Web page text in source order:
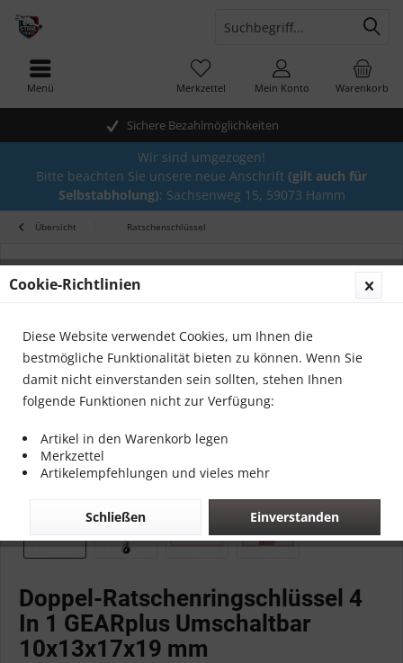
Sichere Bezahlmöglichkeiten
Warenkorb
Merkzettel Mein Konto
Menü
Wir sind umgezogen!
Bitte beachten Sie unsere neue Anschrift (gilt auch für
Selbstabholung): Sachsenweg 15, 59073 Hamm
Übersicht Ratschenschlüssel
Doppel-Ratschenringschlüssel 4
In 1 GEARplus Umschaltbar
10x13x17x19 mm
Cookie-Richtlinien
Diese Website verwendet Cookies, um Ihnen die
bestmögliche Funktionalität bieten zu können. Wenn Sie
damit nicht einverstanden sein sollten, stehen Ihnen
folgende Funktionen nicht zur Verfügung:
Artikel in den Warenkorb legen
Merkzettel
Artikelempfehlungen und vieles mehr
Einverstanden
Schließen